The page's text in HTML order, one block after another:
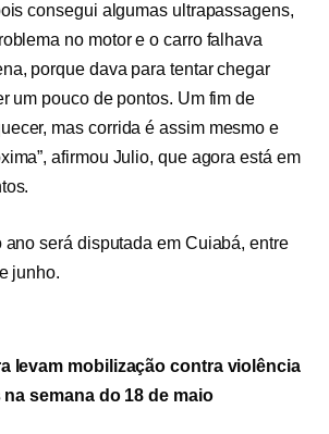
consegui algumas ultrapassagens,
no motor e o carro falhava
porque dava para tentar chegar
um pouco de pontos. Um fim de
mas corrida é assim mesmo e
afirmou Julio, que agora está em
ano será disputada em Cuiabá, entre
junho.
levam mobilização contra violência
semana do 18 de maio